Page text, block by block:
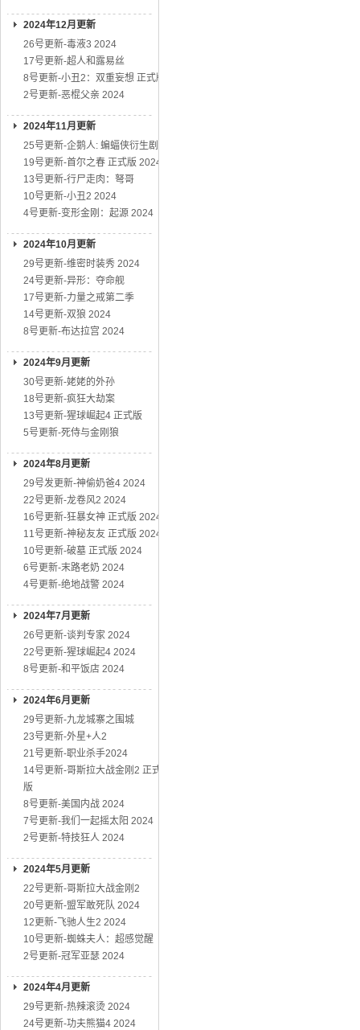
2024年12月更新
26号更新-毒液3 2024
17号更新-超人和露易丝
8号更新-小丑2：双重妄想 正式版
2号更新-恶棍父亲 2024
2024年11月更新
25号更新-企鹅人: 蝙蝠侠衍生剧
19号更新-首尔之春 正式版 2024
13号更新-行尸走肉：弩哥
10号更新-小丑2 2024
4号更新-变形金刚：起源 2024
2024年10月更新
29号更新-维密时装秀 2024
24号更新-异形：夺命舰
17号更新-力量之戒第二季
14号更新-双狼 2024
8号更新-布达拉宫 2024
2024年9月更新
30号更新-姥姥的外孙
18号更新-疯狂大劫案
13号更新-猩球崛起4 正式版
5号更新-死侍与金刚狼
2024年8月更新
29号发更新-神偷奶爸4 2024
22号更新-龙卷风2 2024
16号更新-狂暴女神 正式版 2024
11号更新-神秘友友 正式版 2024
10号更新-破墓 正式版 2024
6号更新-末路老奶 2024
4号更新-绝地战警 2024
2024年7月更新
26号更新-谈判专家 2024
22号更新-猩球崛起4 2024
8号更新-和平饭店 2024
2024年6月更新
29号更新-九龙城寨之围城
23号更新-外星+人2
21号更新-职业杀手2024
14号更新-哥斯拉大战金刚2 正式
版
8号更新-美国内战 2024
7号更新-我们一起摇太阳 2024
2号更新-特技狂人 2024
2024年5月更新
22号更新-哥斯拉大战金刚2
20号更新-盟军敢死队 2024
12更新-飞驰人生2 2024
10号更新-蜘蛛夫人：超感觉醒
2号更新-冠军亚瑟 2024
2024年4月更新
29号更新-热辣滚烫 2024
24号更新-功夫熊猫4 2024